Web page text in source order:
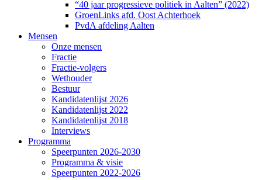
“40 jaar progressieve politiek in Aalten” (2022)
GroenLinks afd. Oost Achterhoek
PvdA afdeling Aalten
Mensen
Onze mensen
Fractie
Fractie-volgers
Wethouder
Bestuur
Kandidatenlijst 2026
Kandidatenlijst 2022
Kandidatenlijst 2018
Interviews
Programma
Speerpunten 2026-2030
Programma & visie
Speerpunten 2022-2026